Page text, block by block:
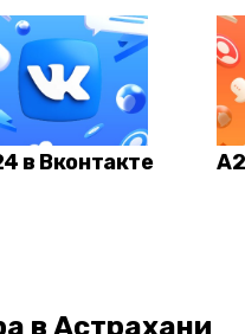
в Вконтакте
в Астрахани